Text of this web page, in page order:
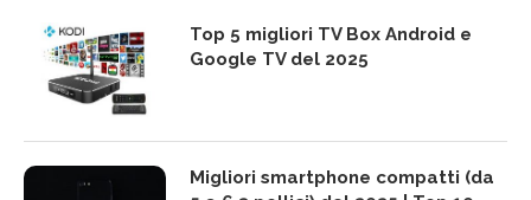
Top 5 migliori TV Box Android e
Google TV del 2025
Migliori smartphone compatti (da